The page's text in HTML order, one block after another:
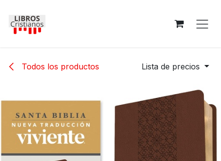
Todos los productos Lista de precios